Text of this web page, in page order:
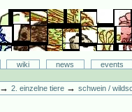
wiki news
events
→2. einzelne tiere →schwein /